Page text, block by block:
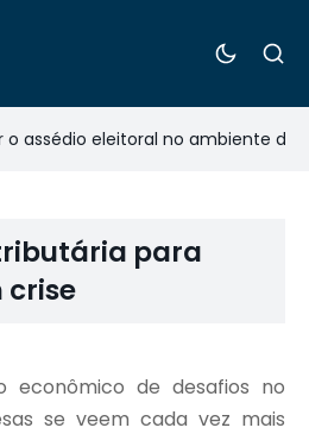
eleitoral no ambiente de
para
crise
econômico de desafios no
se veem cada vez mais